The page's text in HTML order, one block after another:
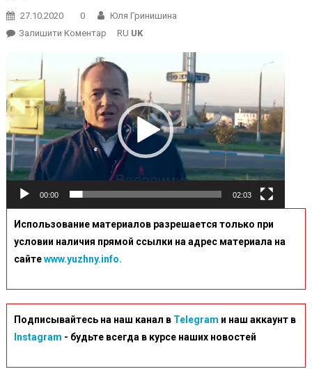
27.10.2020 0
Юля Гринишина
Залишити КоментарOn
(2)
RU UK
Відеопрогравач
00:00 02:03
Использование материалов разрешается только при
условии наличия прямой ссылки на адрес материала на
сайтеwww.yuzhny.info.
Подписывайтесь на наш канал в Telegram и наш аккаунт в
Instagram - будьте всегда в курсе наших новостей